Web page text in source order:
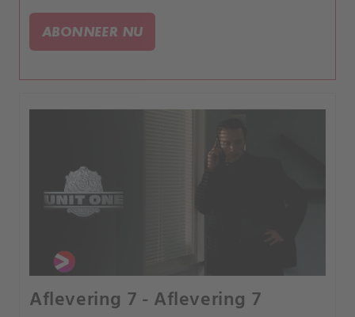
door niets laat stoppen.
ABONNEER NU
Aflevering 7 - Aflevering 7